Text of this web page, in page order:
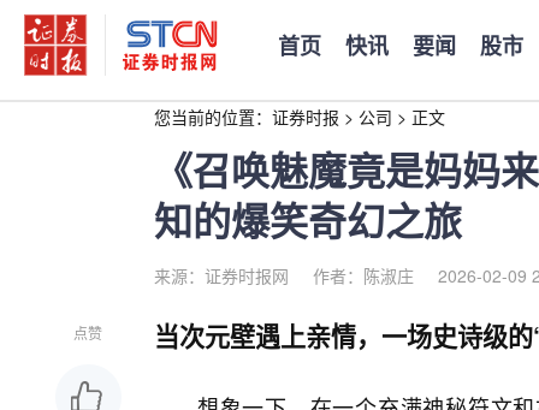
首页 快讯 要闻 股市
您当前的位置： 证券时报 > 公司 > 正文
《召唤魅魔竟是妈妈
知的爆笑奇幻之旅
来源：证券时报网 作者：陈淑庄 2026-02-09
点赞 当次元壁遇上亲情，一场史诗级